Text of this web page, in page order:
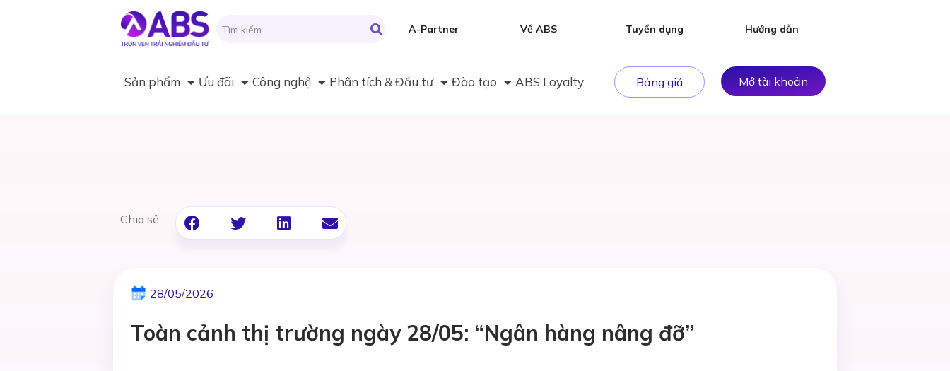
A-Partner Về ABS Tuyển dụng Hướng dẫn
Sản phẩm Ưu đãi Công nghệ Phân tích & Đầu tư Đào tạo ABS Loyalty Bảng giá Mở tài khoản
Chia sẻ:
28/05/2026
Toàn cảnh thị trường ngày 28/05: “Ngân hàng nâng đỡ”